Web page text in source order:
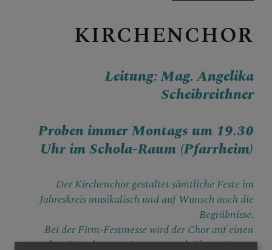
Sozialkreis
Ministranten
Kath. Bildungswerk
GOTTESDIENSTORDNUN
G
KIRCHENCHOR
Leitung: Mag. Angelika
Scheibreithner
Proben immer Montags um 19.30
Uhr im Schola-Raum (Pfarrheim)
Der Kirchenchor gestaltet sämtliche Feste im
Jahreskreis musikalisch und auf Wunsch auch die
Begräbnisse.
Bei der Firm-Festmesse wird der Chor auf einen
großen Firmchor erweitert, wo auch Eltern, Paten,